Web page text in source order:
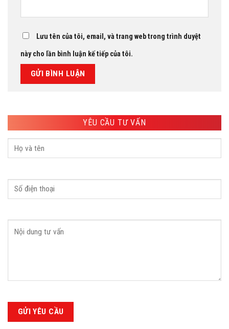
Lưu tên của tôi, email, và trang web trong trình duyệt
này cho lần bình luận kế tiếp của tôi.
YÊU CẦU TƯ VẤN